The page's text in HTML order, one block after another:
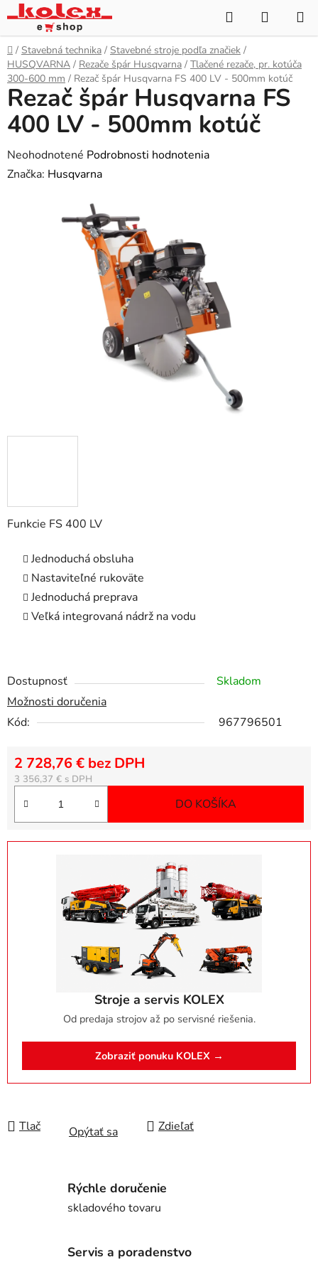
Prejsť
na
obsah
Hľadať
KOŠÍK
Domov
/ Stavebná technika / Stavebné stroje podľa značiek /
HUSQVARNA / Rezače špár Husqvarna / Tlačené rezače, pr. kotúča
300-600 mm / Rezač špár Husqvarna FS 400 LV - 500mm kotúč
Funkcie FS 400 LV
Jednoduchá obsluha
Nastaviteľné rukoväte
Jednoduchá preprava
Veľká integrovaná nádrž na vodu
Dostupnosť
Skladom
Možnosti doručenia
Kód:
967796501
3 356,37 €
2 728,76 € bez DPH
DO KOŠÍKA
Stroje a servis KOLEX
Od predaja strojov až po servisné riešenia.
Zobraziť ponuku KOLEX →
Tlač Opýtať sa Zdieľať
Rezač špár Husqvarna FS
400 LV - 500mm kotúč
Priemerné
hodnotenie
Neohodnotené Podrobnosti hodnotenia
Značka: Husqvarna
Rýchle doručenie
skladového tovaru
Servis a poradenstvo